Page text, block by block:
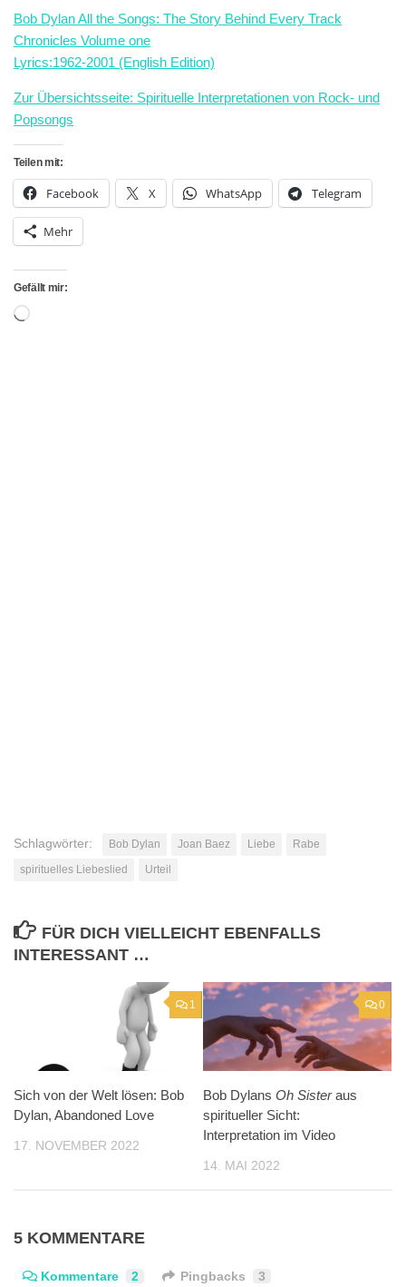
Bob Dylan All the Songs: The Story Behind Every Track
Chronicles Volume one
Lyrics:1962-2001 (English Edition)
Zur Übersichtsseite: Spirituelle Interpretationen von Rock- und
Popsongs
Teilen mit:
Facebook X WhatsApp Telegram
Mehr
Gefällt mir:
Wird
Schlagwörter: Bob Dylan Joan Baez Liebe
Rabe
spirituelles Liebeslied
Urteil
FÜR DICH VIELLEICHT EBENFALLS
INTERESSANT …
1
Sich von der Welt lösen: Bob
Dylan, Abandoned Love
17. NOVEMBER 2022
0
Bob Dylans Oh Sisteraus
spiritueller Sicht:
Interpretation im Video
14. MAI 2022
5 KOMMENTARE
Kommentare 2 Pingbacks 3